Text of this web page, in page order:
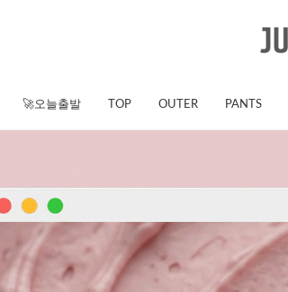
🚀오늘출발 TOP OUTER PANTS